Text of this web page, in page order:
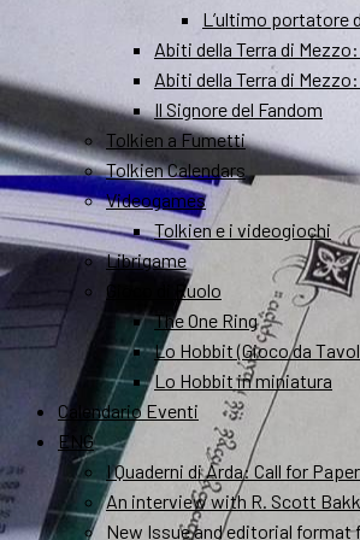
L’ultimo portatore
Abiti della Terra di
Abiti della Terra di
Il Signore del Fandom
Tolkien a Fumetti
Tolkien Calendars
Videogames
Tolkien e i videogiochi
Librigame
Gioco di Ruolo
The One Ring
Lo Hobbit (Gioco da
Lo Hobbit in miniatura
Calendario Eventi
ENG
I Quaderni di Arda: Call for
An interview with R. Scott
New Issue and editorial format